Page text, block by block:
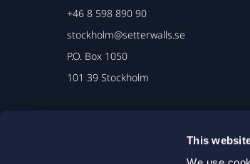
This
+46 8 598 890 90
stockholm@setterwalls.se
P.O. Box 1050
101 39 Stockholm